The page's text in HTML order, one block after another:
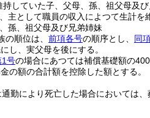
していた子、父母、孫、祖父母及
主として職員の収入によつて生計を
孫、祖父母及び兄弟姉妹
順位は、 前項各号の順序とし、 同
し、実父母を後にする。
1号の場合にあつては補償基礎額の400
の額の合計額を控除した額とする。
勤により死亡した場合においては